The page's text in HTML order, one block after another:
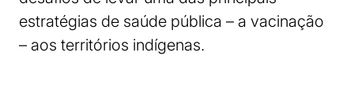
estratégias de saúde pública – a vacinação
– aos territórios indígenas.